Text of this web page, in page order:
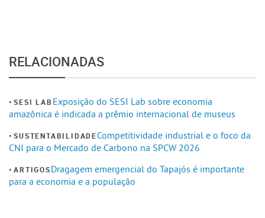
RELACIONADAS
SESI LAB Exposição do SESI Lab sobre economia
amazônica é indicada a prêmio internacional de museus
SUSTENTABILIDADECompetitividade industrial e o foco da
CNI para o Mercado de Carbono na SPCW 2026
ARTIGOSDragagem emergencial do Tapajós é importante
para a economia e a população